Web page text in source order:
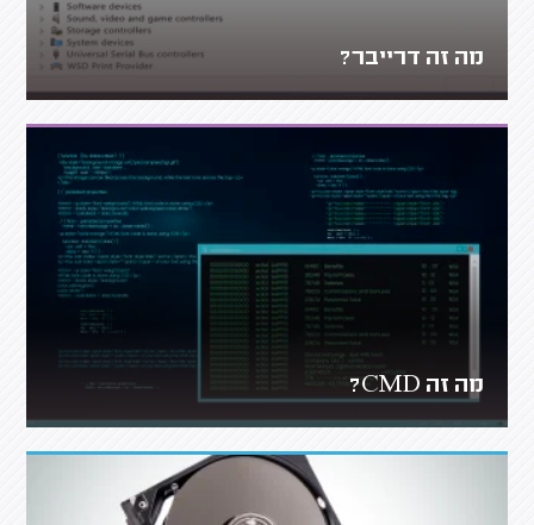
מה זה דרייבר?
מה זה CMD?